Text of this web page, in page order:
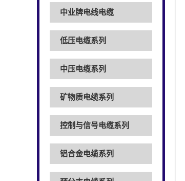
中业牌电线电缆
低压电缆系列
中压电缆系列
矿物质电缆系列
控制与信号电缆系列
铝合金电缆系列